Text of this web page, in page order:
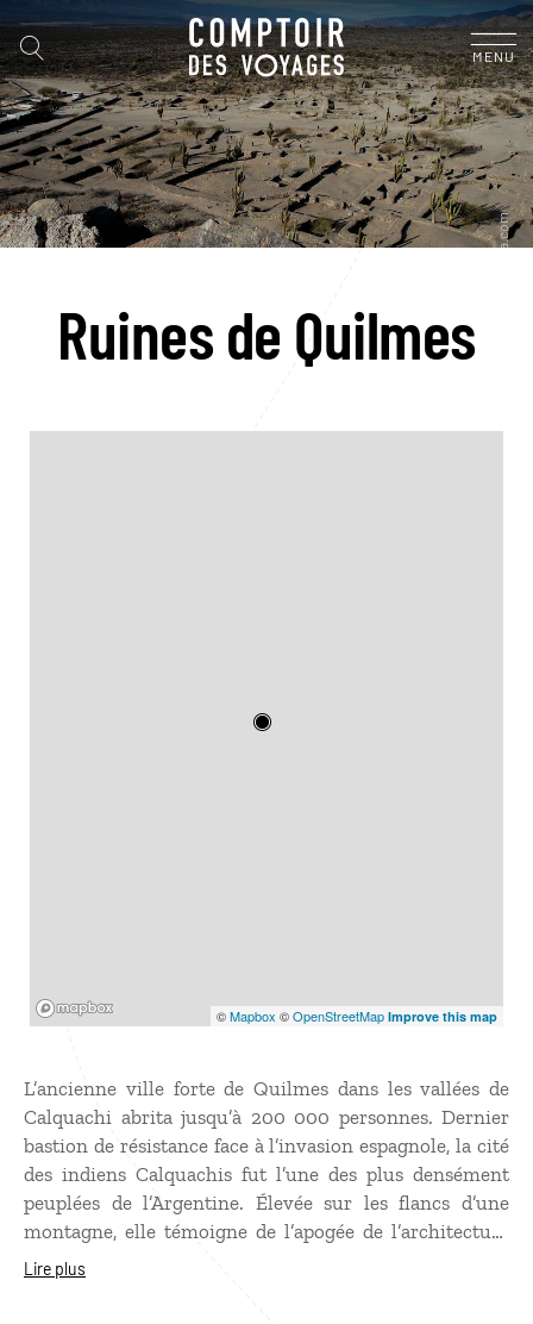
MENU
Ruines de Quilmes
©Mapbox ©OpenStreetMap Improve this map
L’ancienne ville forte de Quilmes dans les vallées de
Calquachi abrita jusqu’à 200 000 personnes. Dernier
bastion de résistance face à l’invasion espagnole, la cité
des indiens Calquachis fut l’une des plus densément
peuplées de l’Argentine. Élevée sur les flancs d’une
montagne, elle témoigne de l’apogée de l’architecture
pré-hispanique. Fortifications, barrage et lac de
Lire plus